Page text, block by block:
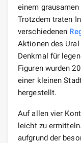
einem
Trotzdem traten
verschiedenen
Aktionen des
Denkmal für
Figuren wurden
einer kleinen
hergestellt.
Auf allen vier
leicht zu
aufgrund der